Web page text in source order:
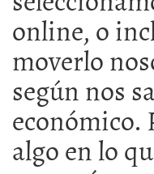
online, o
moverlo
según nos
económico.
algo en lo